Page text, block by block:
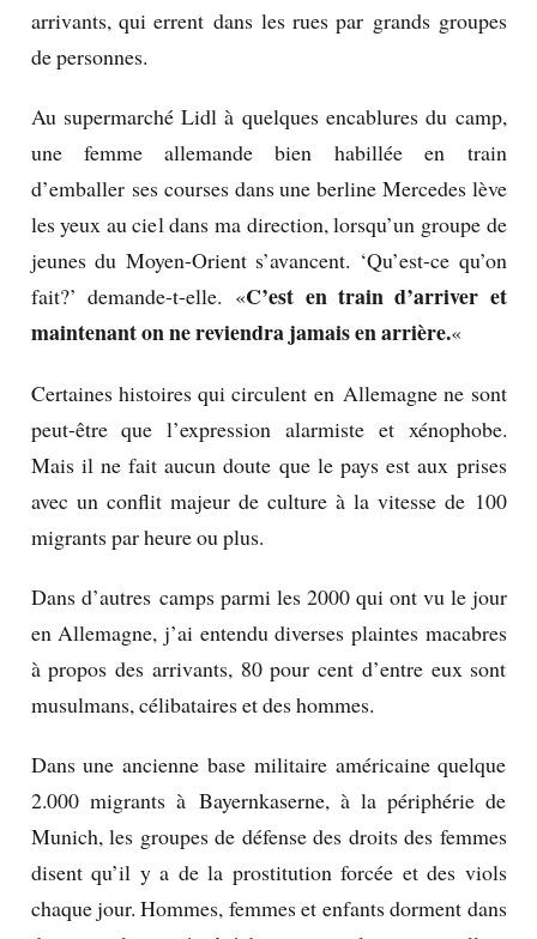
arrivants, qui errent dans les rues par grands groupes
de personnes.
Au supermarché Lidl à quelques encablures du camp,
une femme allemande bien habillée en train
d’emballer ses courses dans une berline Mercedes lève
les yeux au ciel dans ma direction, lorsqu’un groupe de
jeunes du Moyen-Orient s’avancent. ‘Qu’est-ce qu’on
fait?’ demande-t-elle. «C’est en train d’arriver et
maintenant on ne reviendra jamais en arrière.«
Certaines histoires qui circulent en Allemagne ne sont
peut-être que l’expression alarmiste et xénophobe.
Mais il ne fait aucun doute que le pays est aux prises
avec un conflit majeur de culture à la vitesse de 100
migrants par heure ou plus.
Dans d’autres camps parmi les 2000 qui ont vu le jour
en Allemagne, j’ai entendu diverses plaintes macabres
à propos des arrivants, 80 pour cent d’entre eux sont
musulmans, célibataires et des hommes.
Dans une ancienne base militaire américaine quelque
2.000 migrants à Bayernkaserne, à la périphérie de
Munich, les groupes de défense des droits des femmes
disent qu’il y a de la prostitution forcée et des viols
chaque jour. Hommes, femmes et enfants dorment dans